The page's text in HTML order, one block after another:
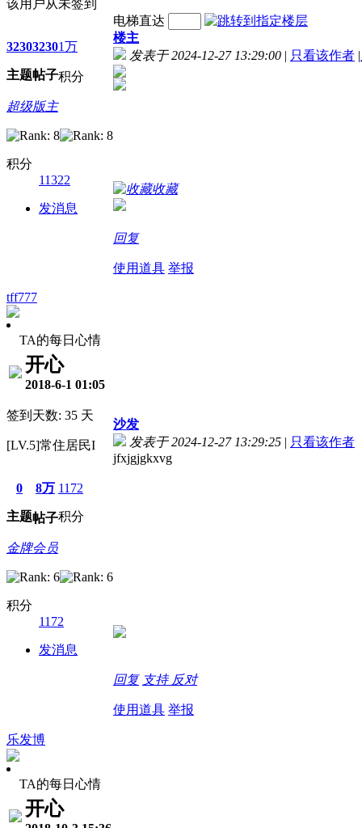
该用户从未签到
3230
主题
3230
帖子
1万
积分
超级版主
积分
11322
发消息
电梯直达
楼主
发表于 2024-12-27 13:29:00 | 只看该作者 |
收藏
回复
使用道具 举报
tff777
TA的每日心情
开心
2018-6-1 01:05
签到天数: 35 天
[LV.5]常住居民I
0
主题
8万
帖子
1172
积分
金牌会员
积分
1172
发消息
沙发
发表于 2024-12-27 13:29:25 | 只看该作者
jfxjgjgkxvg
回复 支持 反对
使用道具 举报
乐发博
TA的每日心情
开心